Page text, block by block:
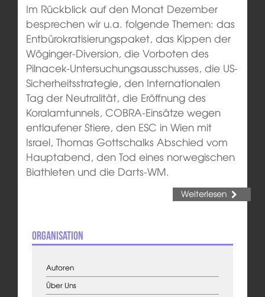
Im Rückblick auf den Monat Dezember
besprechen wir u.a. folgende Themen: das
Entbürokratisierungspaket, das Kippen der
Wöginger-Diversion, die Vorboten des
Pilnacek-Untersuchungsausschusses, die US-
Sicherheitsstrategie, den Internationalen
Tag der Neutralität, die Eröffnung des
Koralamtunnels, COBRA-Einsätze wegen
entlaufener Stiere, den ESC in Wien mit
Israel, Thomas Gottschalks Abschied vom
Hauptabend, den Tod eines norwegischen
Biathleten und die Darts-WM.
Weiterlesen
Organisation
Autoren
Über Uns